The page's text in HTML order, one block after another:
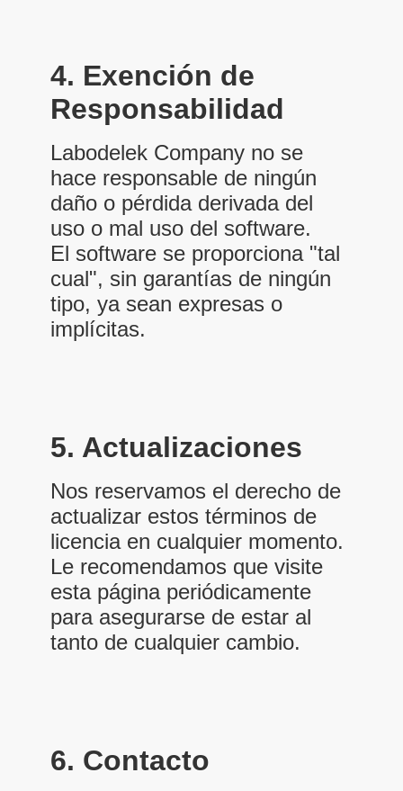
4. Exención de
Responsabilidad
Labodelek Company no se
hace responsable de ningún
daño o pérdida derivada del
uso o mal uso del software.
El software se proporciona "tal
cual", sin garantías de ningún
tipo, ya sean expresas o
implícitas.
5. Actualizaciones
Nos reservamos el derecho de
actualizar estos términos de
licencia en cualquier momento.
Le recomendamos que visite
esta página periódicamente
para asegurarse de estar al
tanto de cualquier cambio.
6. Contacto